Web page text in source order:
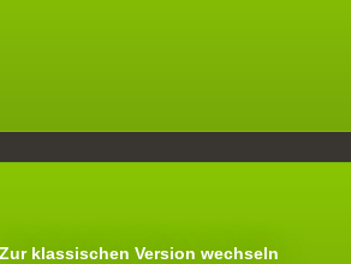
Zur klassischen Version wechseln